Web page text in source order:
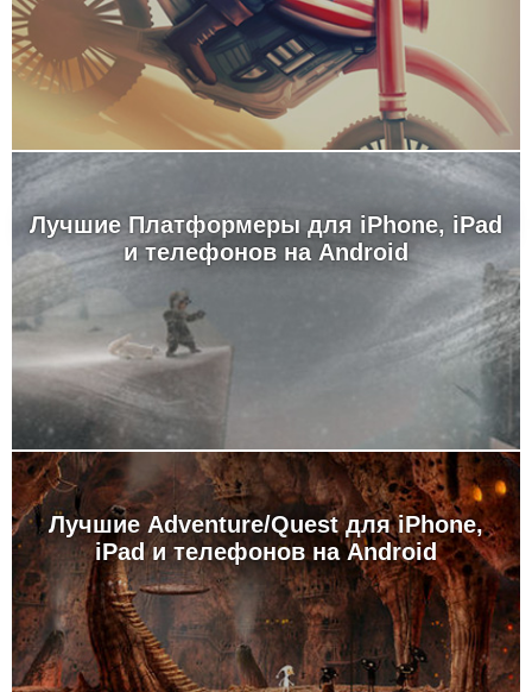
Лучшие Платформеры для iPhone, iPad
и телефонов на Android
Лучшие Adventure/Quest для iPhone,
iPad и телефонов на Android